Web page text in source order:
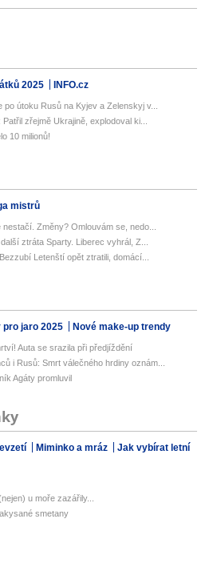
2025 INFO.cz
útoku Rusů na Kyjev a Zelenskyj v...
zřejmě Ukrajině, explodoval ki...
10 milionů!
mistrů
Změny? Omlouvám se, nedo...
ztráta Sparty. Liberec vyhrál, Z...
Letenští opět ztratili, domácí...
pro jaro 2025 Nové make-up trendy
Auta se srazila při předjíždění
i Rusů: Smrt válečného hrdiny oznám...
Agáty promluvil
Miminko a mráz
Jak vybírat letní
u moře zazářily...
smetany